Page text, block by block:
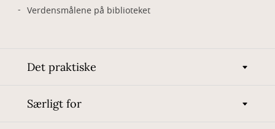
Verdensmålene på biblioteket
Det praktiske
Særligt for